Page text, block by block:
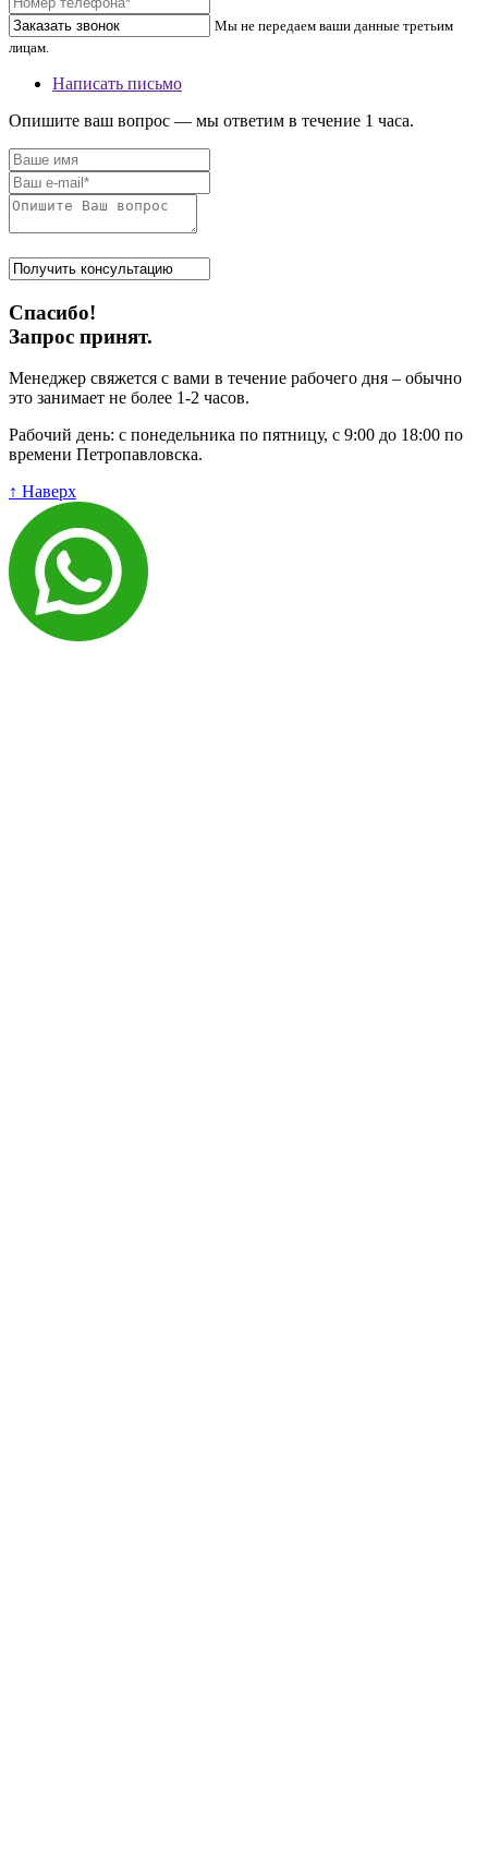
Мы не передаем ваши данные третьим
лицам.
Написать письмо
Опишите ваш вопрос — мы ответим в течение 1 часа.
Спасибо!
Запрос принят.
Менеджер свяжется с вами в течение рабочего дня – обычно
это занимает не более 1-2 часов.
Рабочий день: с понедельника по пятницу, с 9:00 до 18:00 по
времени Петропавловска.
↑ Наверх